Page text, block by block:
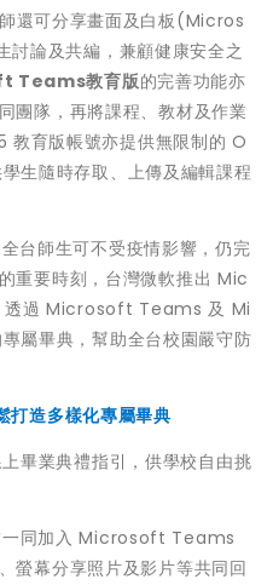
師還可分享畫面及白板(Micros
論及共編，兼顧健康安全之
Teams教育版的完善功能亦
團隊，再將課程、教材及作業
育版帳號亦提供無限制的 O
生隨時存取、上傳及編輯課程
師生可不受疫情影響，仍完
重要時刻，台灣微軟推出 Mic
過 Microsoft Teams 及 Mi
屬畢典，幫助全台校園嚴守防
造多樣化專屬畢典
畢業典禮指引，供學校自由挑
一同加入 Microsoft Teams
螢幕分享照片及影片等共同回